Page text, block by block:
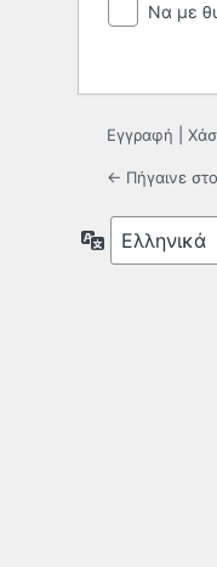
Να με
Εγγραφή
← Πήγαινε
Γλώσσα